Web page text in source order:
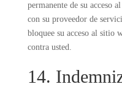
permanente de su acceso
con su proveedor de
bloquee su acceso al sitio
contra usted.
14.